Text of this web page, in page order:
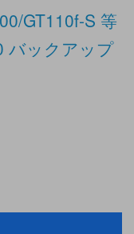
GT110f-S 等
バックアップ